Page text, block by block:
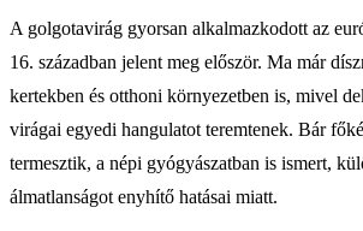
A golgotavirág gyorsan alkalmazkodott az
16. században jelent meg először. Ma már
kertekben és otthoni környezetben is, mivel
virágai egyedi hangulatot teremtenek. Bár
termesztik, a népi gyógyászatban is ismert,
álmatlanságot enyhítő hatásai miatt.